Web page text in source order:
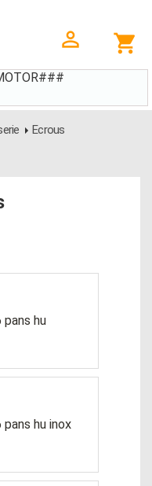
Ecrous
pans hu
pans hu inox